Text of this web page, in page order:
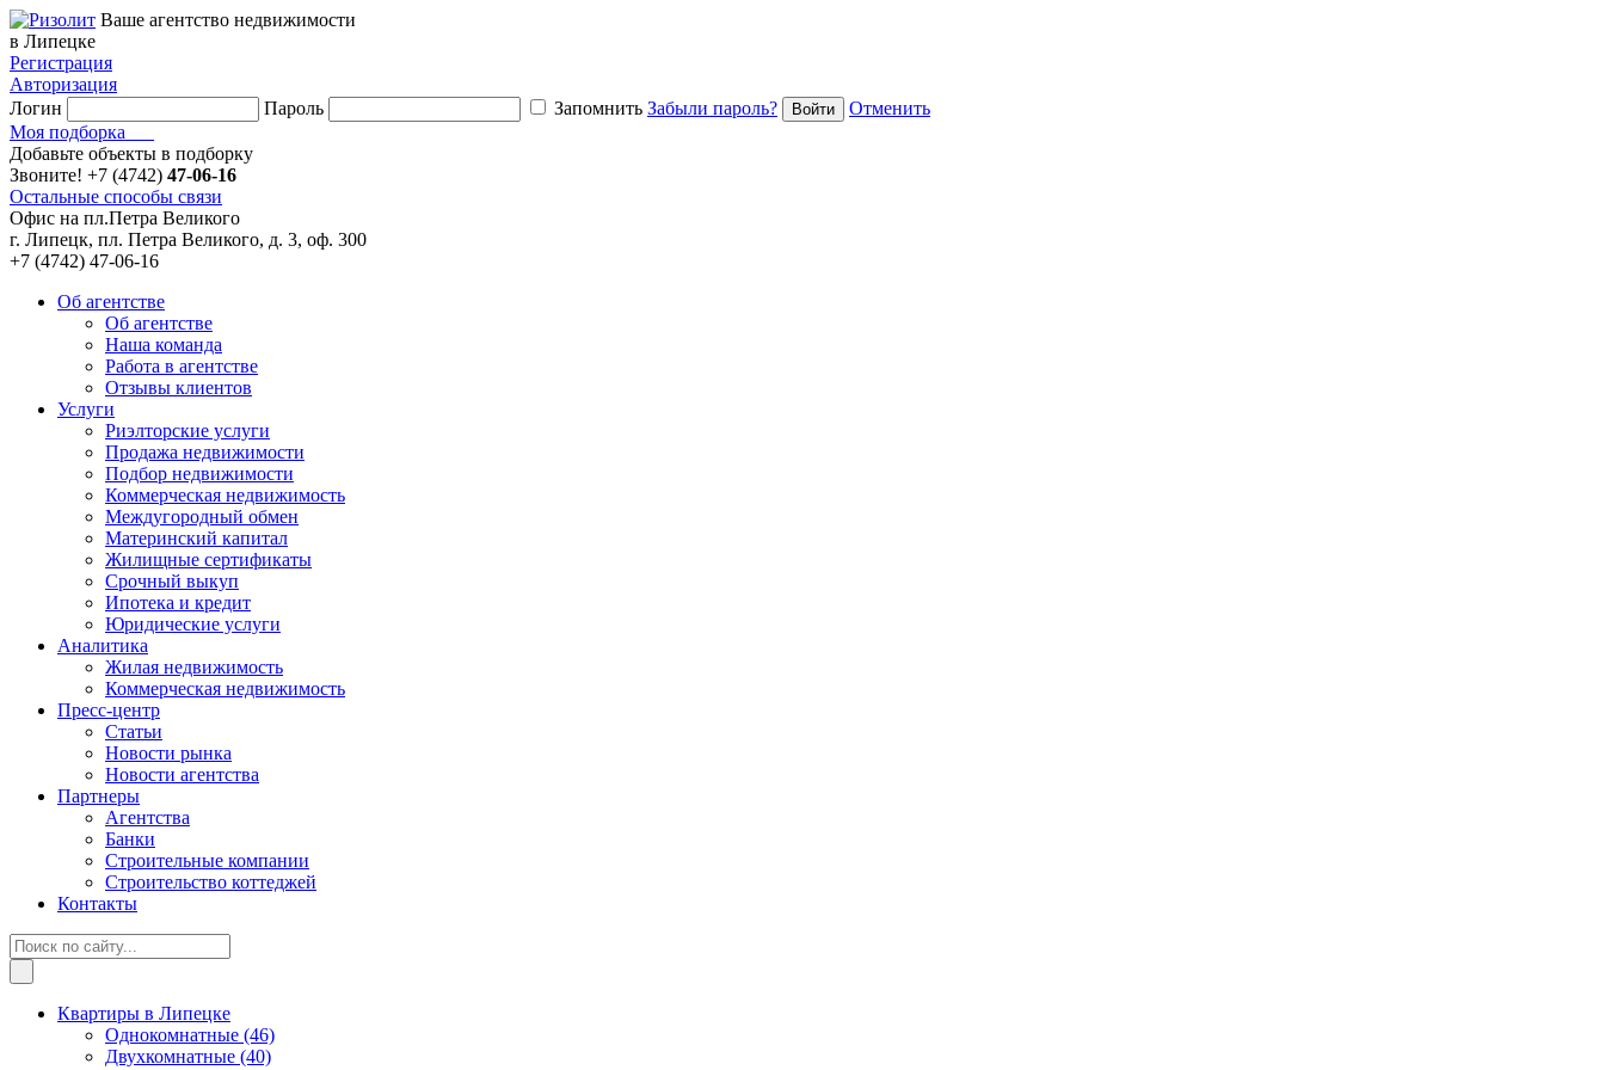
Ваше агентство недвижимости
в Липецке
Регистрация
Авторизация
Логин
Пароль Запомнить Забыли пароль?
Отменить
Моя подборка
Добавьте объекты в подборку
Звоните! +7 (4742) 47-06-16
Остальные способы связи
Офис на пл.Петра Великого
г. Липецк, пл. Петра Великого, д. 3, оф. 300
+7 (4742) 47-06-16
Об агентстве
Об агентстве
Наша команда
Работа в агентстве
Отзывы клиентов
Услуги
Риэлторские услуги
Продажа недвижимости
Подбор недвижимости
Коммерческая недвижимость
Междугородный обмен
Материнский капитал
Жилищные сертификаты
Срочный выкуп
Ипотека и кредит
Юридические услуги
Аналитика
Жилая недвижимость
Коммерческая недвижимость
Пресс-центр
Статьи
Новости рынка
Новости агентства
Партнеры
Агентства
Банки
Строительные компании
Строительство коттеджей
Контакты
Квартиры в Липецке
Однокомнатные (46)
Двухкомнатные (40)